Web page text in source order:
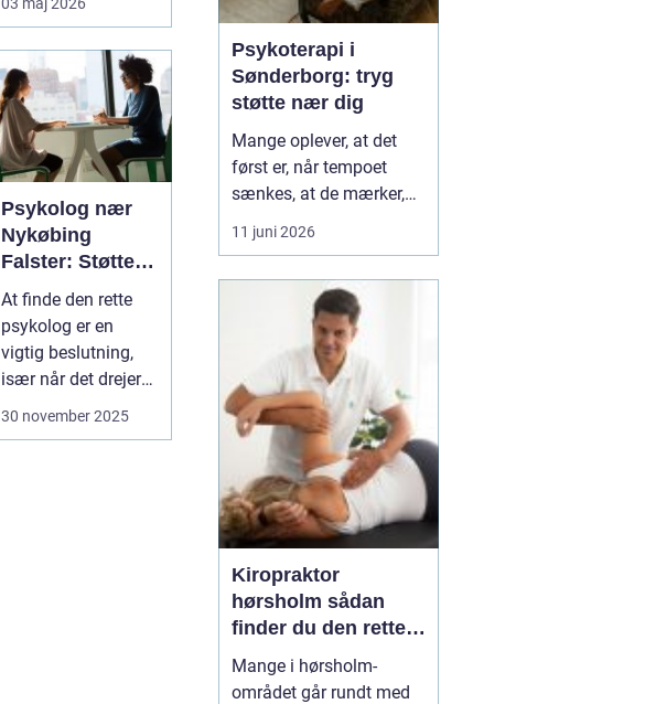
Psykolog nær
Nykøbing
Falster: Støtte til
børn og unge
At finde den rette
psykolog er en
vigtig beslutning,
især når det drejer
sig om bø...
30 november 2025
Psykoterapi i
Sønderborg: tryg
støtte nær dig
Mange oplever, at det
først er, når tempoet
sænkes, at de mærker,
hvor pressede de faktisk
er. Hverdagen kører
familie og praktiske
opgaver, og langsomt
forsvinder kontakten til
egen krop og behov....
11 juni 2026
Kiropraktor
hørsholm sådan
finder du den rette
behandling i
nordsjælland
Mange i hørsholm-
området går rundt med